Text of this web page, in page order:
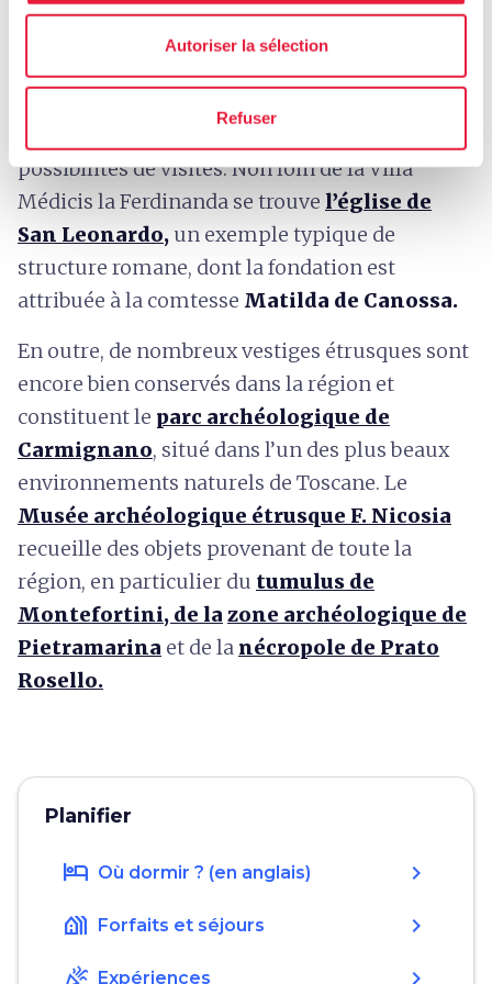
Autoriser la sélection
Refuser
Parmi les bâtiments qui lui sont rattachés, on
trouve l’élégante structurePaggeria
aujourd’hui un hôtel.
possibilités de visites. Non loin de la Villa
Médicis la Ferdinanda se trouve l’église de
San Leonardo, un exemple typique de
structure romane, dont la fondation est
attribuée à la comtesse Matilda de Canossa.
En outre, de nombreux vestiges étrusques sont
encore bien conservés dans la région et
constituent le parc archéologique de
Carmignano, situé dans l’un des plus beaux
environnements naturels de Toscane. Le
Musée archéologique étrusque F. Nicosia
recueille des objets provenant de toute la
région, en particulier du tumulus de
Montefortini, de la zone archéologique de
Pietramarina et de la nécropole de Prato
Rosello.
Planifier
hotel Où dormir ? (en anglais) chevron_right
holiday_village Forfaits et séjours chevron_right
Expériences chevron_right